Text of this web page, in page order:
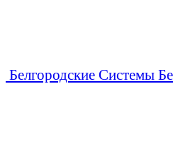
Белгородские Системы